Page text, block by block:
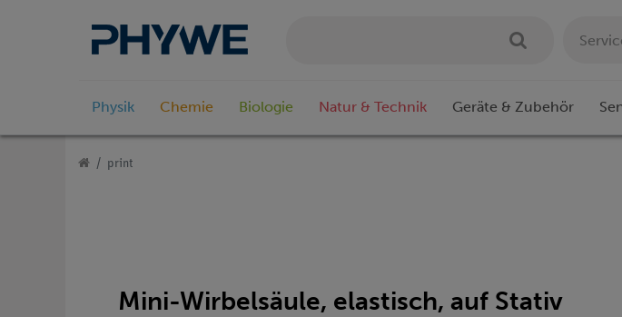
Physik Chemie Biologie Natur & Technik Geräte & Zubehör
print
Mini-Wirbelsäule, elastisch, auf Stativ